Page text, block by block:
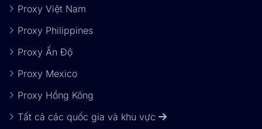
Proxy Việt Nam
Proxy Philippines
Proxy Ấn Độ
Proxy Mexico
Proxy Hồng Kông
Tất cả các quốc gia và khu vực